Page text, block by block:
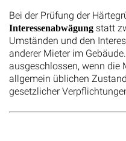
Bei der Prüfung der
Interessenabwägung statt
Umständen und den
anderer Mieter im
ausgeschlossen, wenn die
allgemein üblichen
gesetzlicher